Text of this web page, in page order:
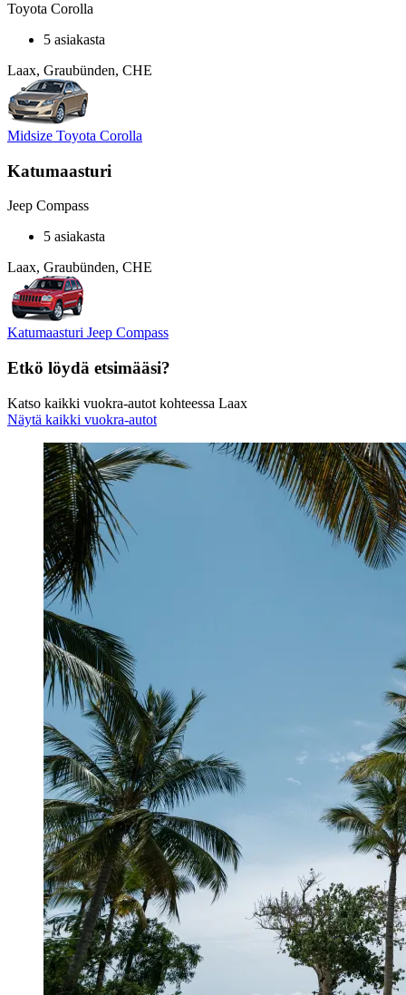
Toyota Corolla
5 asiakasta
Laax, Graubünden, CHE
Midsize Toyota Corolla
Katumaasturi
Jeep Compass
5 asiakasta
Laax, Graubünden, CHE
Katumaasturi Jeep Compass
Etkö löydä etsimääsi?
Katso kaikki vuokra-autot kohteessa Laax
Näytä kaikki vuokra-autot